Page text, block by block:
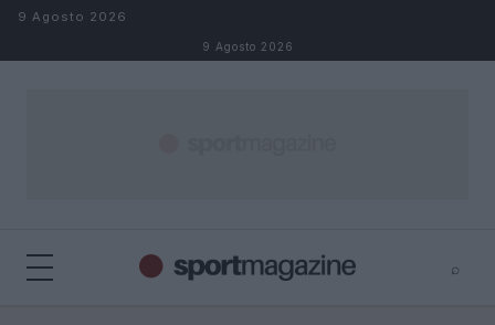
Salta al contenuto
9 Agosto 2026
9 Agosto 2026
⌕